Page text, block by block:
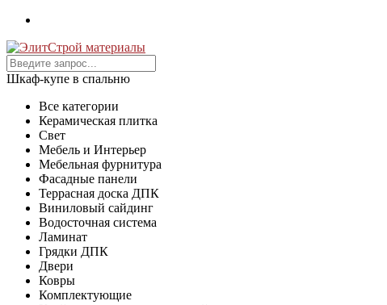
Шкаф-купе в спальню
Все категории
Керамическая плитка
Свет
Мебель и Интерьер
Мебельная фурнитура
Фасадные панели
Террасная доска ДПК
Виниловый сайдинг
Водосточная система
Ламинат
Грядки ДПК
Двери
Ковры
Комплектующие